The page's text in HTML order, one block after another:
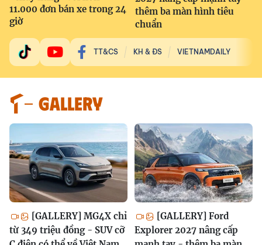
11.000 đơn bán xe trong 24
giờ
thêm ba màn hình tiêu
chuẩn
TT&CS KH & ĐS VIETNAMDAILY
GALLERY
[GALLERY] MG4X chỉ
từ 349 triệu đồng - SUV cỡ
[GALLERY] Ford
Explorer 2027 nâng cấp